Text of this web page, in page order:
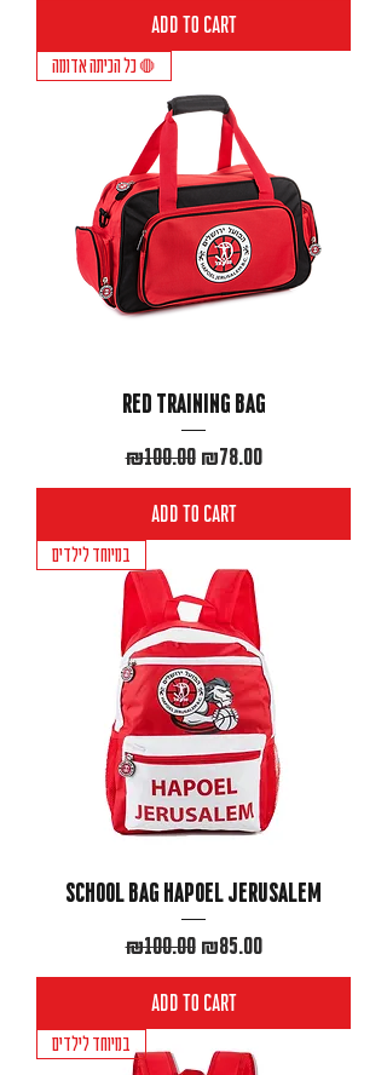
Add to Cart
כל הכיתה אדומה 🛑
Red training bag
Regular Price
₪100.00 Sale Price
₪78.00
Add to Cart
במיוחד לילדים
School bag Hapoel Jerusalem
Regular Price
₪100.00 Sale Price
₪85.00
Add to Cart
במיוחד לילדים